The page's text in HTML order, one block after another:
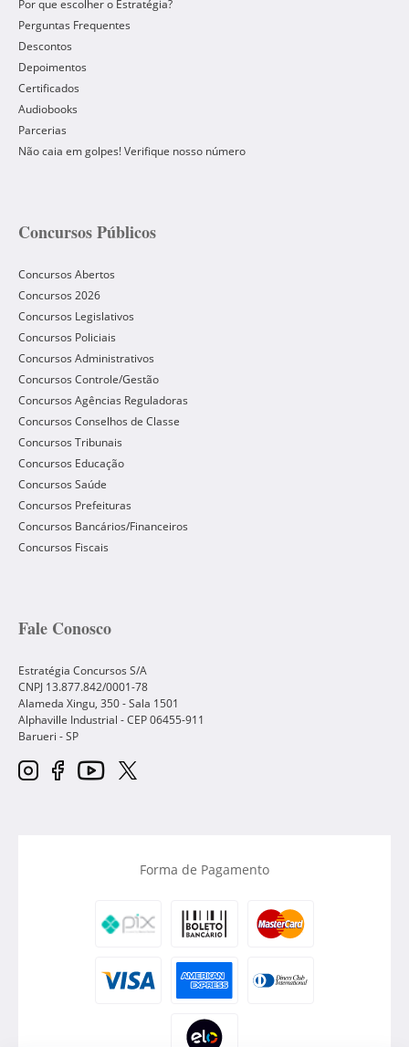
Por que escolher o Estratégia?
Perguntas Frequentes
Descontos
Depoimentos
Certificados
Audiobooks
Parcerias
Não caia em golpes! Verifique nosso número
Concursos Públicos
Concursos Abertos
Concursos 2026
Concursos Legislativos
Concursos Policiais
Concursos Administrativos
Concursos Controle/Gestão
Concursos Agências Reguladoras
Concursos Conselhos de Classe
Concursos Tribunais
Concursos Educação
Concursos Saúde
Concursos Prefeituras
Concursos Bancários/Financeiros
Concursos Fiscais
Fale Conosco
Estratégia Concursos S/A
CNPJ 13.877.842/0001-78
Alameda Xingu, 350 - Sala 1501
Alphaville Industrial - CEP06455-911
Barueri -SP
Forma de Pagamento